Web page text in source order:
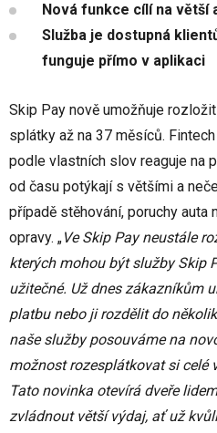
Nová funkce cílí na větší
Služba je dostupná
funguje přímo v aplikaci
Skip Pay nově umožňuje
splátky až na 37 měsíců.
podle vlastních slov reaguje na
od času potýkají s většími a
případě stěhování, poruchy auta
opravy. „Ve Skip Pay neustále
kterých mohou být služby Skip
užitečné. Už dnes zákazníkům
platbu nebo ji rozdělit do
naše služby posouváme na
možnost rozesplátkovat si celé
Tato novinka otevírá dveře
zvládnout větší výdaj, ať už